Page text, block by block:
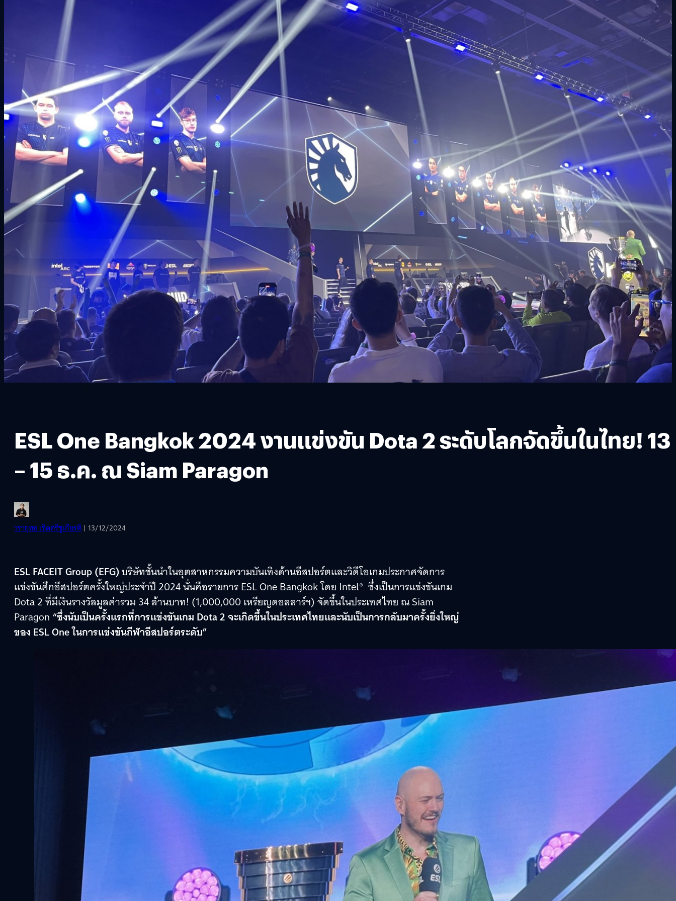
ESL One Bangkok 2024 งานแข่งขัน Dota 2 ระดับโลกจัดขึ้นในไทย! 13
– 15 ธ.ค. ณ Siam Paragon
วรายุทธ เชิดศรีชูเกียรติ | 13/12/2024
ESL FACEIT Group (EFG)บริษัทชั้นนำในอุตสาหกรรมความบันเทิงด้านอีสปอร์ตและวิดีโอเกมประกาศจัดการ
แข่งขันศึกอีสปอร์ตครั้งใหญ่ประจำปี 2024 นั่นคือรายการ ESL One Bangkok โดย Intel® ซึ่งเป็นการแข่งขันเกม
Dota 2 ที่มีเงินรางวัลมูลค่ารวม 34 ล้านบาท! (1,000,000 เหรียญดอลลาร์ฯ) จัดขึ้นในประเทศไทย ณ Siam
Paragon “ซึ่งนับเป็นครั้งแรกที่การแข่งขันเกม Dota 2 จะเกิดขึ้นในประเทศไทยและนับเป็นการกลับมาครั้งยิ่งใหญ่
ของ ESL One ในการแข่งขันกีฬาอีสปอร์ตระดับ”